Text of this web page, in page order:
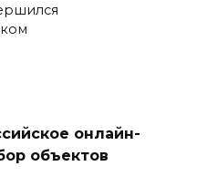
онлайн-
объектов